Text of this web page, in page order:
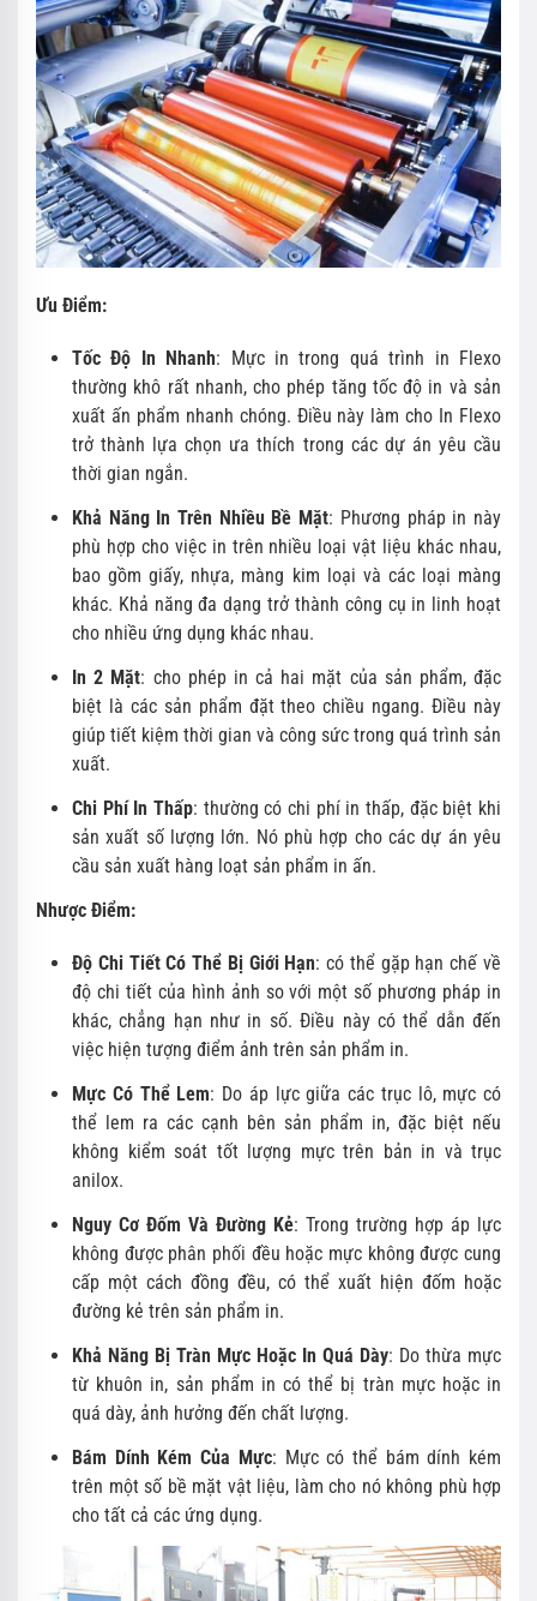
Ưu Điểm:
Tốc Độ In Nhanh: Mực in trong quá trình in Flexo
thường khô rất nhanh, cho phép tăng tốc độ in và sản
xuất ấn phẩm nhanh chóng. Điều này làm cho In Flexo
trở thành lựa chọn ưa thích trong các dự án yêu cầu
thời gian ngắn.
Khả Năng In Trên Nhiều Bề Mặt: Phương pháp in này
phù hợp cho việc in trên nhiều loại vật liệu khác nhau,
bao gồm giấy, nhựa, màng kim loại và các loại màng
khác. Khả năng đa dạng trở thành công cụ in linh hoạt
cho nhiều ứng dụng khác nhau.
In 2 Mặt: cho phép in cả hai mặt của sản phẩm, đặc
biệt là các sản phẩm đặt theo chiều ngang. Điều này
giúp tiết kiệm thời gian và công sức trong quá trình sản
xuất.
Chi Phí In Thấp: thường có chi phí in thấp, đặc biệt khi
sản xuất số lượng lớn. Nó phù hợp cho các dự án yêu
cầu sản xuất hàng loạt sản phẩm in ấn.
Nhược Điểm:
Độ Chi Tiết Có Thể Bị Giới Hạn: có thể gặp hạn chế về
độ chi tiết của hình ảnh so với một số phương pháp in
khác, chẳng hạn như in số. Điều này có thể dẫn đến
việc hiện tượng điểm ảnh trên sản phẩm in.
Mực Có Thể Lem: Do áp lực giữa các trục lô, mực có
thể lem ra các cạnh bên sản phẩm in, đặc biệt nếu
không kiểm soát tốt lượng mực trên bản in và trục
anilox.
Nguy Cơ Đốm Và Đường Kẻ: Trong trường hợp áp lực
không được phân phối đều hoặc mực không được cung
cấp một cách đồng đều, có thể xuất hiện đốm hoặc
đường kẻ trên sản phẩm in.
Khả Năng Bị Tràn Mực Hoặc In Quá Dày: Do thừa mực
từ khuôn in, sản phẩm in có thể bị tràn mực hoặc in
quá dày, ảnh hưởng đến chất lượng.
Bám Dính Kém Của Mực: Mực có thể bám dính kém
trên một số bề mặt vật liệu, làm cho nó không phù hợp
cho tất cả các ứng dụng.